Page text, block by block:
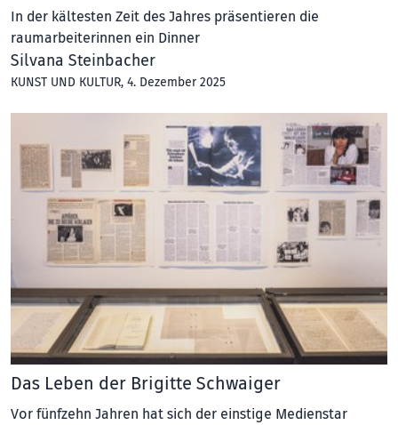
In der kältesten Zeit des Jahres präsentieren die
raumarbeiterinnen ein Dinner
Silvana Steinbacher
KUNST UND KULTUR, 4. Dezember 2025
Das Leben der Brigitte Schwaiger
Vor fünfzehn Jahren hat sich der einstige Medienstar